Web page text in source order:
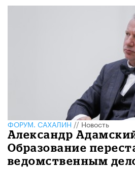
ФОРУМ. САХАЛИН//Новость
Александр
Образование
ведомственным